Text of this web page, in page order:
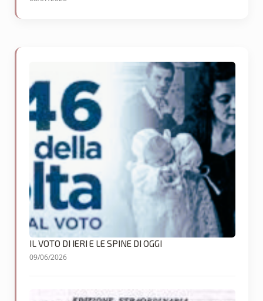
IL VOTO DI IERI E LE SPINE DI OGGI
09/06/2026